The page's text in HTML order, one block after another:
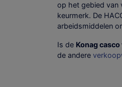
op het gebied van
keurmerk. De
arbeidsmiddelen
Is de Konag
de andere